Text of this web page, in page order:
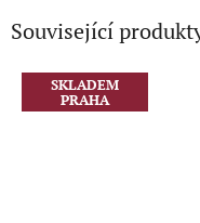
Související
SKLADEM
PRAHA